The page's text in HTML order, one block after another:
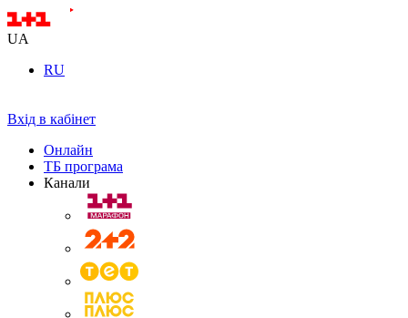
UA
RU
Вхід в кабінет
Онлайн
ТБ програма
Канали